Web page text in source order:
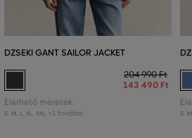
DZSEKI GANT SAILOR JACKET
204 990 Ft
143 490 Ft
Elérhető méretek:
S M L XL XXL +1 további S M